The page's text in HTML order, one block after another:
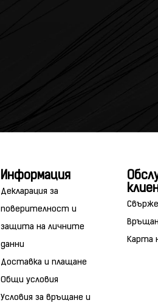
Информация
Декларация за
поверителност и
защита на личните
данни
Доставка и плащане
Общи условия
Условия за връщане и
Карта